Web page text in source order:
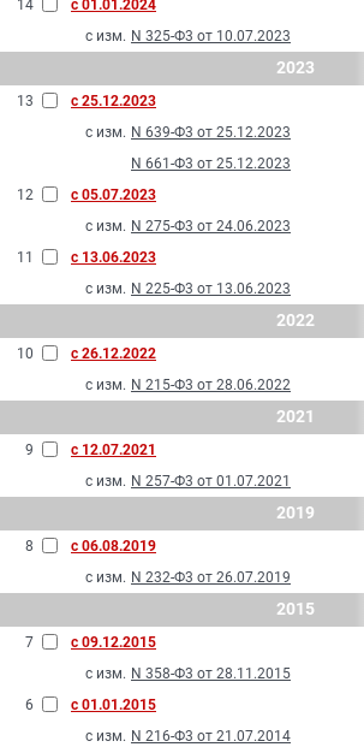
14
с 01.01.2024
с изм. N 325-Ф3 от 10.07.2023
2023
13
с 25.12.2023
с изм. N 639-Ф3 от 25.12.2023
N 661-Ф3 от 25.12.2023
12
с 05.07.2023
с изм. N 275-Ф3 от 24.06.2023
11
с 13.06.2023
с изм. N 225-Ф3 от 13.06.2023
2022
10
с 26.12.2022
с изм. N 215-Ф3 от 28.06.2022
2021
9
с 12.07.2021
с изм. N 257-Ф3 от 01.07.2021
2019
8
с 06.08.2019
с изм. N 232-Ф3 от 26.07.2019
2015
7
с 09.12.2015
с изм. N 358-Ф3 от 28.11.2015
6
с 01.01.2015
с изм. N 216-Ф3 от 21.07.2014